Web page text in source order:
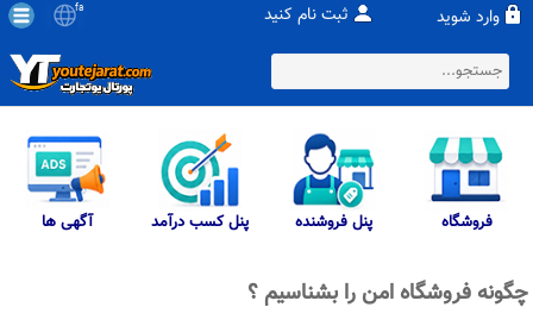
وارد شوید ثبت نام کنید fa
فروشگاه پنل فروشنده پنل کسب درآمد آگهی ها
چگونه فروشگاه امن را بشناسیم ؟